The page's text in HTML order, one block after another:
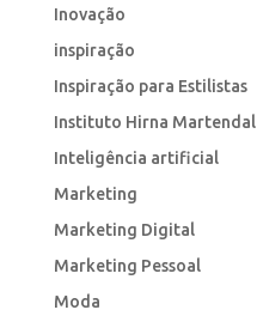
Inovação
inspiração
Inspiração para Estilistas
Instituto Hirna Martendal
Inteligência artificial
Marketing
Marketing Digital
Marketing Pessoal
Moda